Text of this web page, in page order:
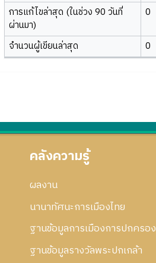
การแก้ไขล่าสุด (ในช่วง 90 วันที่
ผ่านมา)
0
จำนวนผู้เขียนล่าสุด 0
คลังความรู้
ผลงาน
นานาทัศนะการเมืองไทย
ฐานข้อมูลการเมืองการปกครอง
ฐานข้อมูลรางวัลพระปกเกล้า